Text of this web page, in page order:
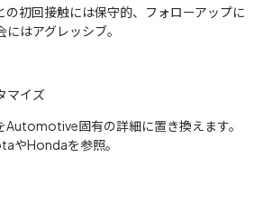
の初回接触には保守的、フォローアップに
はアグレッシブ。
マイズ
Automotive固有の詳細に置き換えます。
やHondaを参照。